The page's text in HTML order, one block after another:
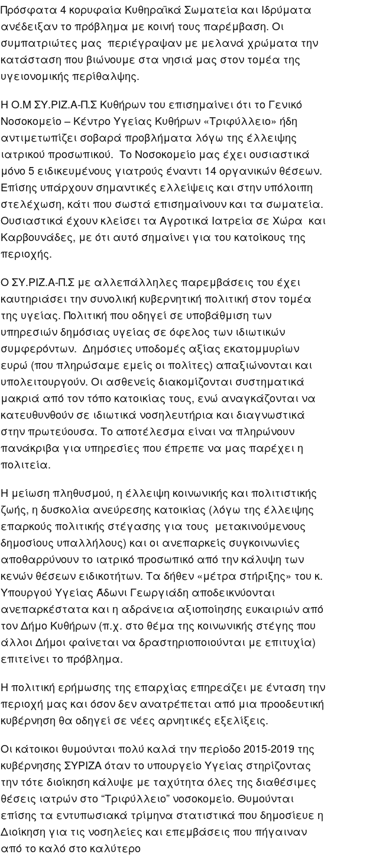
Πρόσφατα 4 κορυφαία Κυθηραϊκά Σωματεία και Ιδρύματα
ανέδειξαν το πρόβλημα με κοινή τους παρέμβαση. Οι
συμπατριώτες μας περιέγραψαν με μελανά χρώματα την
κατάσταση που βιώνουμε στα νησιά μας στον τομέα της
υγειονομικής περίθαλψης.
Η Ο.Μ ΣΥ.ΡΙΖ.Α-Π.Σ Κυθήρων του επισημαίνει ότι το Γενικό
Νοσοκομείο – Κέντρο Υγείας Κυθήρων «Τριφύλλειο» ήδη
αντιμετωπίζει σοβαρά προβλήματα λόγω της έλλειψης
ιατρικού προσωπικού. Το Νοσοκομείο μας έχει ουσιαστικά
μόνο 5 ειδικευμένους γιατρούς έναντι 14 οργανικών θέσεων.
Επίσης υπάρχουν σημαντικές ελλείψεις και στην υπόλοιπη
στελέχωση, κάτι που σωστά επισημαίνουν και τα σωματεία.
Ουσιαστικά έχουν κλείσει τα Αγροτικά Ιατρεία σε Χώρα και
Καρβουνάδες, με ότι αυτό σημαίνει για του κατοίκους της
περιοχής.
Ο ΣΥ.ΡΙΖ.Α-Π.Σ με αλλεπάλληλες παρεμβάσεις του έχει
καυτηριάσει την συνολική κυβερνητική πολιτική στον τομέα
της υγείας. Πολιτική που οδηγεί σε υποβάθμιση των
υπηρεσιών δημόσιας υγείας σε όφελος των ιδιωτικών
συμφερόντων. Δημόσιες υποδομές αξίας εκατομμυρίων
ευρώ (που πληρώσαμε εμείς οι πολίτες) απαξιώνονται και
υπολειτουργούν. Οι ασθενείς διακομίζονται συστηματικά
μακριά από τον τόπο κατοικίας τους, ενώ αναγκάζονται να
κατευθυνθούν σε ιδιωτικά νοσηλευτήρια και διαγνωστικά
στην πρωτεύουσα. Το αποτέλεσμα είναι να πληρώνουν
πανάκριβα για υπηρεσίες που έπρεπε να μας παρέχει η
πολιτεία.
Η μείωση πληθυσμού, η έλλειψη κοινωνικής και πολιτιστικής
ζωής, η δυσκολία ανεύρεσης κατοικίας (λόγω της έλλειψης
επαρκούς πολιτικής στέγασης για τους μετακινούμενους
δημοσίους υπαλλήλους) και οι ανεπαρκείς συγκοινωνίες
αποθαρρύνουν το ιατρικό προσωπικό από την κάλυψη των
κενών θέσεων ειδικοτήτων. Τα δήθεν «μέτρα στήριξης» του κ.
Υπουργού Υγείας Άδωνι Γεωργιάδη αποδεικνύονται
ανεπαρκέστατα και η αδράνεια αξιοποίησης ευκαιριών από
τον Δήμο Κυθήρων (π.χ. στο θέμα της κοινωνικής στέγης που
άλλοι Δήμοι φαίνεται να δραστηριοποιούνται με επιτυχία)
επιτείνει το πρόβλημα.
Η πολιτική ερήμωσης της επαρχίας επηρεάζει με ένταση την
περιοχή μας και όσον δεν ανατρέπεται από μια προοδευτική
κυβέρνηση θα οδηγεί σε νέες αρνητικές εξελίξεις.
Οι κάτοικοι θυμούνται πολύ καλά την περίοδο 2015-2019 της
κυβέρνησης ΣΥΡΙΖΑ όταν το υπουργείο Υγείας στηρίζοντας
την τότε διοίκηση κάλυψε με ταχύτητα όλες της διαθέσιμες
θέσεις ιατρών στο “Τριφύλλειο” νοσοκομείο. Θυμούνται
επίσης τα εντυπωσιακά τρίμηνα στατιστικά που δημοσίευε η
Διοίκηση για τις νοσηλείες και επεμβάσεις που πήγαιναν
από το καλό στο καλύτερο